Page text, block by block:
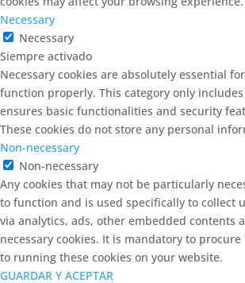
Necessary
Necessary
Siempre activado
Necessary cookies are absolutely essential
function properly. This category only
ensures basic functionalities and security
These cookies do not store any personal
Non-necessary
Non-necessary
Any cookies that may not be particularly
to function and is used specifically to collect
via analytics, ads, other embedded contents
necessary cookies. It is mandatory to
to running these cookies on your website.
GUARDAR Y ACEPTAR